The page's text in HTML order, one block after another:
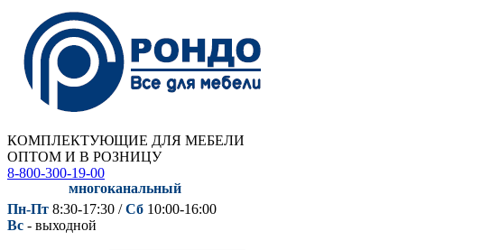
КОМПЛЕКТУЮЩИЕ ДЛЯ МЕБЕЛИ
ОПТОМ И В РОЗНИЦУ
8-800-300-19-00
многоканальный
Пн-Пт 8:30-17:30 /Сб 10:00-16:00
Вс - выходной